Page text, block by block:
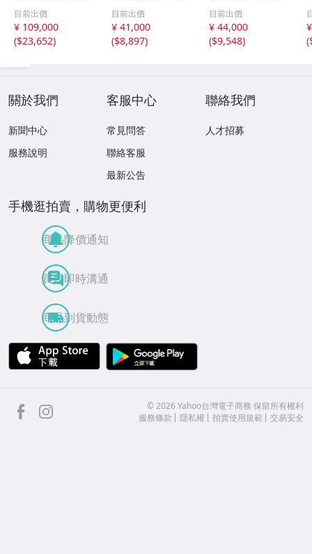
ツ 丸玉 18.2mm
8.5g
目前出價
¥ 109,000
($23,652)
丸玉 10.5mm 1.6
g
目前出價
¥ 41,000
($8,897)
ツ 丸玉 13.7mm
3.7g
目前出價
¥ 44,000
($9,548)
(
關於我們
新聞中心
服務說明
客服中心
常見問答
聯絡客服
最新公告
聯絡我們
人才招募
手機逛拍賣，購物更便利
商品降價通知
買賣即時溝通
商品到貨動態
APP Store
facebook ©2026 Yahoo台灣電子商務 保留所有權利
服務條款
隱私權 拍賣使用規範 交易安全